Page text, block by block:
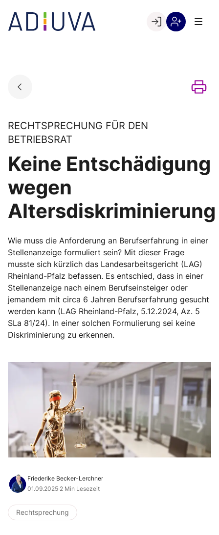
content
Go to landing page.
RECHTSPRECHUNG FÜR DEN
BETRIEBSRAT
Keine Entschädigung
wegen
Altersdiskriminierung
Wie muss die Anforderung an Berufserfahrung in einer
Stellenanzeige formuliert sein? Mit dieser Frage
musste sich kürzlich das Landesarbeitsgericht (LAG)
Rheinland-Pfalz befassen. Es entschied, dass in einer
Stellenanzeige nach einem Berufseinsteiger oder
jemandem mit circa 6 Jahren Berufserfahrung gesucht
werden kann (LAG Rheinland-Pfalz, 5.12.2024, Az. 5
SLa 81/24). In einer solchen Formulierung sei keine
Diskriminierung zu erkennen.
Friederike Becker-Lerchner
01.09.2025·2 Min Lesezeit
Rechtsprechung